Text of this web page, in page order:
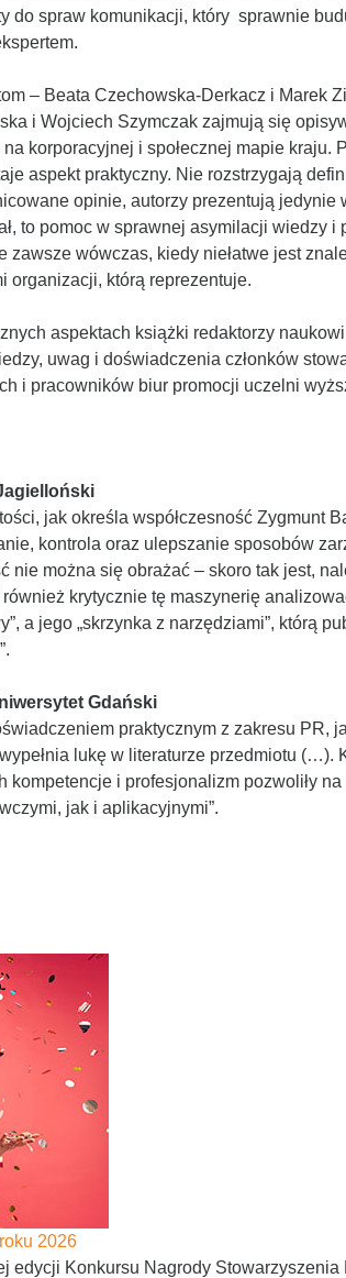
do spraw komunikacji, który sprawnie
– Beata Czechowska-Derkacz i Marek
i Wojciech Szymczak zajmują się
korporacyjnej i społecznej mapie
aspekt praktyczny. Nie rozstrzygają
opinie, autorzy prezentują
to pomoc w sprawnej asymilacji wiedzy
zawsze wówczas, kiedy niełatwe jest
organizacji, którą reprezentuje.
aspektach książki redaktorzy
uwag i doświadczenia członków
i pracowników biur promocji uczelni
jak określa współczesność
kontrola oraz ulepszanie sposobów
nie można się obrażać – skoro tak jest,
krytycznie tę maszynerię
a jego „skrzynka z narzędziami”, którą
Gdański
praktycznym z zakresu PR,
lukę w literaturze przedmiotu
kompetencje i profesjonalizm pozwoliły
jak i aplikacyjnymi”.
2026
edycji Konkursu Nagrody